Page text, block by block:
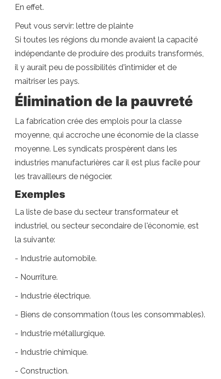
En effet.
Peut vous servir: lettre de plainte
Si toutes les régions du monde avaient la capacité
indépendante de produire des produits transformés,
il y aurait peu de possibilités d'intimider et de
maîtriser les pays.
Élimination de la pauvreté
La fabrication crée des emplois pour la classe
moyenne, qui accroche une économie de la classe
moyenne. Les syndicats prospèrent dans les
industries manufacturières car il est plus facile pour
les travailleurs de négocier.
Exemples
La liste de base du secteur transformateur et
industriel, ou secteur secondaire de l'économie, est
la suivante:
- Industrie automobile.
- Nourriture.
- Industrie électrique.
- Biens de consommation (tous les consommables).
- Industrie métallurgique.
- Industrie chimique.
- Construction.